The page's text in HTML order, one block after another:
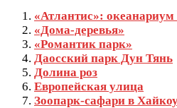
«Атлантис»:
«Дома-деревья»
«Романтик парк»
Даосский парк Дун Тянь
Долина роз
Европейская улица
Зоопарк-сафари в